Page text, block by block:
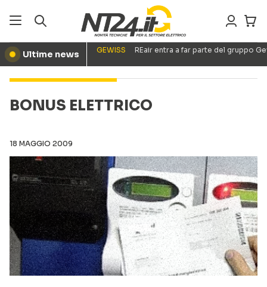
● Ultime news GEWISS REair entra a far parte del gruppo
BONUS ELETTRICO
18 MAGGIO 2009